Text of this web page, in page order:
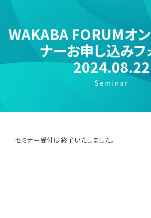
WAKABA FORUMオ
ナーお申し込みフ
2024.08.22
Seminar
セミナー受付は終了いたしました。